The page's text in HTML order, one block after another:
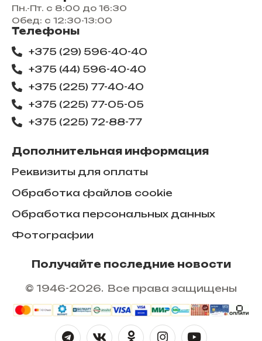
Пн.-Пт. с 8:00 до 16:30
Обед: с 12:30-13:00
Телефоны
+375 (29) 596-40-40
+375 (44) 596-40-40
+375 (225) 77-40-40
+375 (225) 77-05-05
+375 (225) ​72-88-77
Дополнительная информация
Реквизиты для оплаты
Обработка файлов cookie
Обработка персональных данных
Фотографии
Получайте последние новости
© 1946-2026. Все права защищены